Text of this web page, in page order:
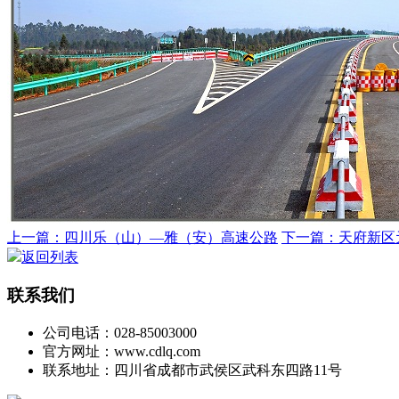
上一篇：四川乐（山）—雅（安）高速公路 下一篇：天府新
返回列表
联系我们
公司电话：028-85003000
官方网址：www.cdlq.com
联系地址：四川省成都市武侯区武科东四路11号